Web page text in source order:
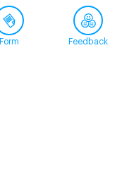
Form Feedback